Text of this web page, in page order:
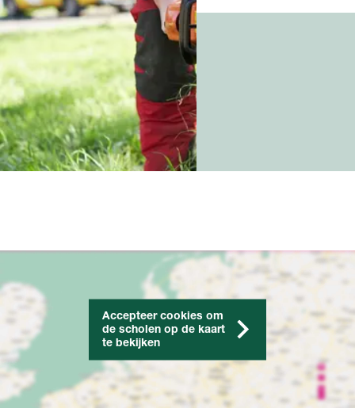
Accepteer cookies om
de scholen op de kaart
te bekijken